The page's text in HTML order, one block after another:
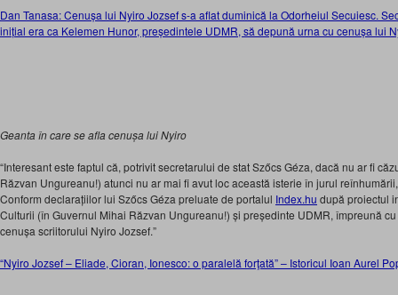
Dan Tanasa: Cenușa lui Nyiro Jozsef s-a aflat duminică la Odorheiul Secuiesc.
inițial era ca Kelemen Hunor, președintele UDMR, să depună urna cu cenușa lui
Geanta în care se afla cenușa lui Nyiro
“Interesant este faptul că, potrivit secretarului de stat Szőcs Géza, dacă nu ar fi
Răzvan Ungureanu!) atunci nu ar mai fi avut loc această isterie în jurul
Conform declarațiilor lui Szőcs Géza preluate de portalul Index.hu după proiectul
Culturii (în Guvernul Mihai Răzvan Ungureanu!) și președinte UDMR, împreună
cenușa scriitorului Nyiro Jozsef.”
“Nyiro Jozsef – Eliade, Cioran, Ionesco: o paralelă forţată” – Istoricul Ioan Aurel